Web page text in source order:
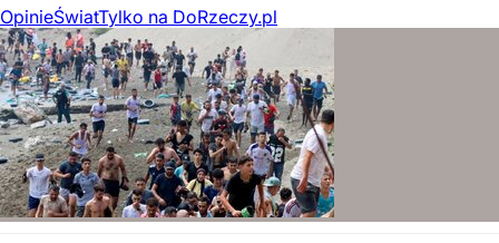
OpinieŚwiatTylko na DoRzeczy.pl